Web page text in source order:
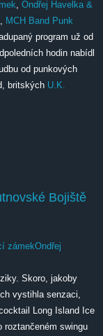
Ondřej Havelka &
MCH Band Punk
program už od
hodin nabídl
od punkových
britských U.K.
Bojiště
zámekOndřej
Skoro, jakoby
vystihla senzaci,
Long Island Ice
roztančeném swingu